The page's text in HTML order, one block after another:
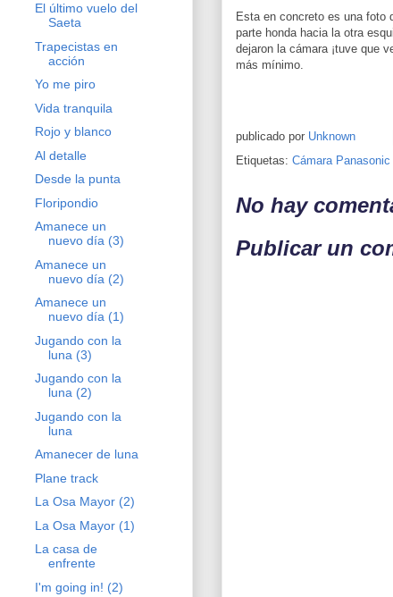
Esta en concreto es una foto
parte honda hacia la otra
dejaron la cámara ¡tuve que
más mínimo.
publicado por Unknown
Etiquetas: Cámara
No hay
Publicar un
El último vuelo del
Saeta
Trapecistas en
acción
Yo me piro
Vida tranquila
Rojo y blanco
Al detalle
Desde la punta
Floripondio
Amanece un
nuevo día (3)
Amanece un
nuevo día (2)
Amanece un
nuevo día (1)
Jugando con la
luna (3)
Jugando con la
luna (2)
Jugando con la
luna
Amanecer de luna
Plane track
La Osa Mayor (2)
La Osa Mayor (1)
La casa de
enfrente
I'm going in! (2)